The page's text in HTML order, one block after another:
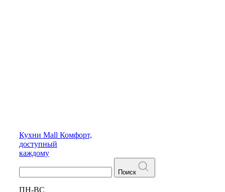
Кухни Mall Комфорт,
доступный
каждому
Поиск
ПН-ВС